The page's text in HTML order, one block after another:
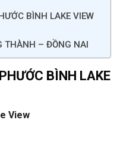
BÌNH LAKE VIEW
THÀNH – ĐỒNG NAI
BÌNH LAKE
View